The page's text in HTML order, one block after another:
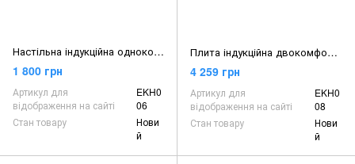
Настільна індукційна одноконфоркова плита Esperanza Vesuvius EKH 006 Польща
1 800 грн
Артикул для
відображення на сайті
EKH0
06
Стан товару
Нови
й
Плита індукційна двокомфоркова настільна Esperanza EKH 008 Польща
4 259 грн
Артикул для
відображення на сайті
EKH0
08
Стан товару
Нови
й